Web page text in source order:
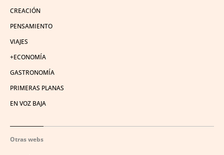
CREACIÓN
PENSAMIENTO
VIAJES
+ECONOMÍA
GASTRONOMÍA
PRIMERAS PLANAS
EN VOZ BAJA
Otras webs